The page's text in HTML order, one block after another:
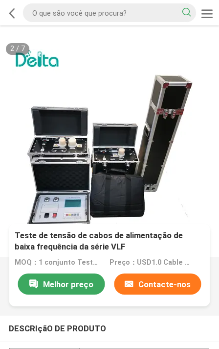
2/ 7
Teste de tensão de cabos de alimentação de
baixa frequência da série VLF
MOQ：1 conjunto Teste de tensão de resistência de cabo Preço：USD1.0 Cable Withstand Voltage Tester / set
Melhor preço Contacte-nos
DESCRIçãO DE PRODUTO